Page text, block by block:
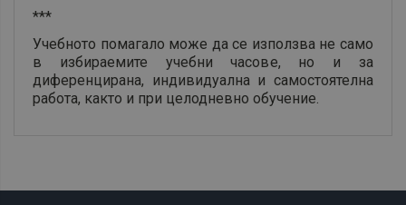
***
Учебното помагало може да се използва не само
в избираемите учебни часове, но и за
диференцирана, индивидуална и самостоятелна
работа, както и при целодневно обучение.